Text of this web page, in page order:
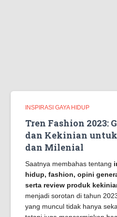
INSPIRASI GAYA HIDUP
Tren Fashion 2023:
dan Kekinian untuk
dan Milenial
Saatnya membahas tentang
hidup, fashion, opini
serta review produk
menjadi sorotan di tahun
yang muncul tidak hanya